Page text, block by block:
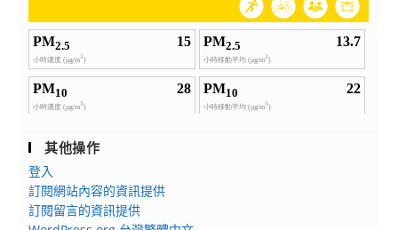
其他操作
登入
訂閱網站內容的資訊提供
訂閱留言的資訊提供